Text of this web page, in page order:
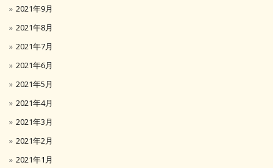
2021年9月
2021年8月
2021年7月
2021年6月
2021年5月
2021年4月
2021年3月
2021年2月
2021年1月